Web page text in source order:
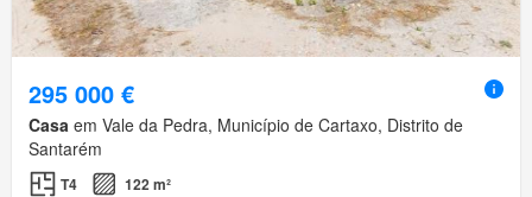
295 000 €
Casa em Vale da Pedra, Município de Cartaxo, Distrito de
Santarém
T4 122 m²